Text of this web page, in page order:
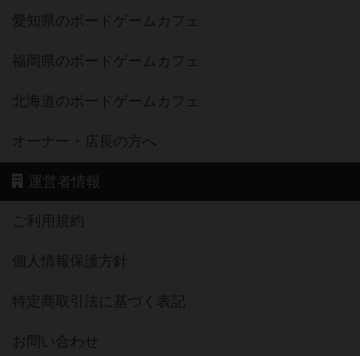
愛知県のボードゲームカフェ
福岡県のボードゲームカフェ
北海道のボードゲームカフェ
オーナー・店長の方へ
運営者情報
ご利用規約
個人情報保護方針
特定商取引法に基づく表記
お問い合わせ